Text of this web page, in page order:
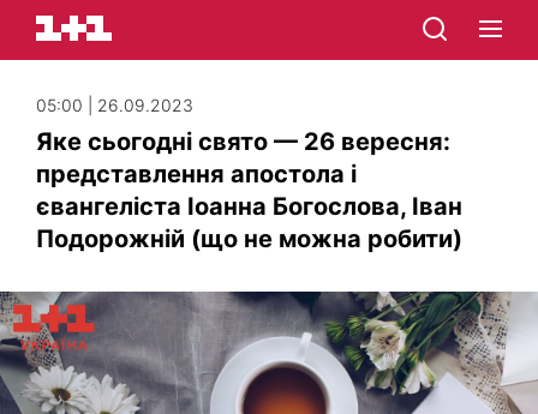
05:00 | 26.09.2023
Яке сьогодні свято — 26 вересня:
представлення апостола і
євангеліста Іоанна Богослова, Іван
Подорожній (що не можна робити)